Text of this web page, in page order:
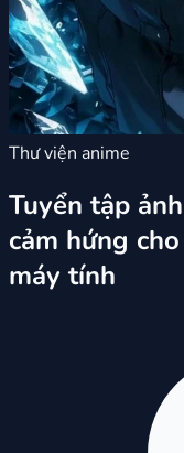
Thư viện anime
Tuyển tập
cảm hứng
máy tính